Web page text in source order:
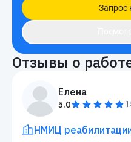
Запрос
Отзывы о
Елена
5.0
НМИЦ